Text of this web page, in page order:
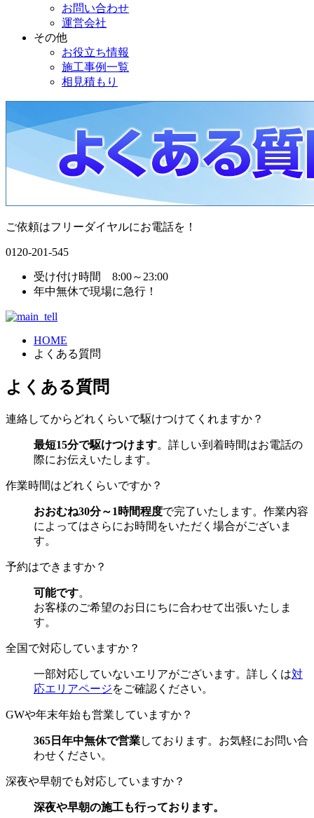
お問い合わせ
運営会社
その他
お役立ち情報
施工事例一覧
相見積もり
ご依頼はフリーダイヤルにお電話を！
0120-201-545
受け付け時間 8:00～23:00
年中無休で現場に急行！
HOME
よくある質問
よくある質問
連絡してからどれくらいで駆けつけてくれますか？
最短15分で駆けつけます。詳しい到着時間はお電話の
際にお伝えいたします。
作業時間はどれくらいですか？
おおむね30分～1時間程度で完了いたします。作業内容
によってはさらにお時間をいただく場合がございま
す。
予約はできますか？
可能です。
お客様のご希望のお日にちに合わせて出張いたしま
す。
全国で対応していますか？
一部対応していないエリアがございます。詳しくは対
応エリアページをご確認ください。
GWや年末年始も営業していますか？
365日年中無休で営業しております。お気軽にお問い合
わせください。
深夜や早朝でも対応していますか？
深夜や早朝の施工も行っております。